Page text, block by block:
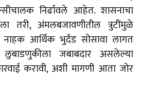
निर्ढावले आहेत. शासनाचा
तरी, अंमलबजावणीतील त्रुटींमुळे
नाहक आर्थिक भुर्दंड सोसावा लागत
जबाबदार असलेल्या
करावी, अशी मागणी आता जोर